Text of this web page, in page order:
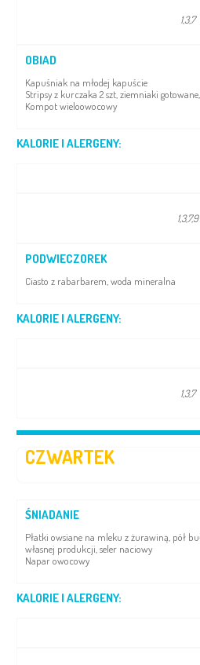
1,3,7
OBIAD
Kapuśniak na młodej kapuście
Stripsy z kurczaka 2 szt, ziemniaki
Kompot wieloowocowy
KALORIE I ALERGENY:
1,3,7,9
PODWIECZOREK
Ciasto z rabarbarem, woda mineralna
KALORIE I ALERGENY:
1,3,7
CZWARTEK
ŚNIADANIE
Płatki owsiane na mleku z żurawiną, pół
własnej produkcji, seler naciowy
Napar owocowy
KALORIE I ALERGENY: